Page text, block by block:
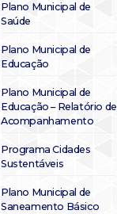
Plano Municipal de
Saúde
Plano Municipal de
Educação
Plano Municipal de
Educação – Relatório de
Acompanhamento
Programa Cidades
Sustentáveis
Plano Municipal de
Saneamento Básico